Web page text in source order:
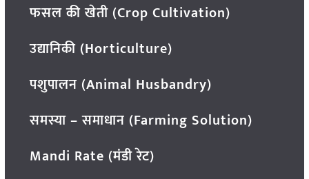
फसल की खेती (Crop Cultivation)
उद्यानिकी (Horticulture)
पशुपालन (Animal Husbandry)
समस्या – समाधान (Farming Solution)
Mandi Rate (मंडी रेट)